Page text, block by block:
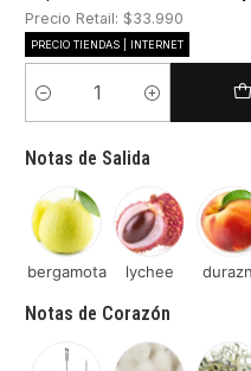
Precio Retail: $33.990
PRECIO TIENDAS | INTERNET
Cantidad
Notas de Salida
bergamota lychee
Notas de Corazón